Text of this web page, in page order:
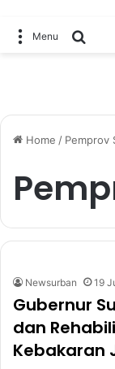
Menu
Home / Pemprov
Newsurban 19
Gubernur
dan
Kebakaran